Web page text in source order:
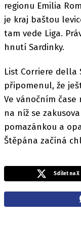
regionu Emilia
je kraj baštou
tam vede Liga.
hnutí Sardinky.
List Corriere della
připomenul, že
Ve vánočním
na níž se
pomazánkou a
Štěpána začíná
Sdílet na X